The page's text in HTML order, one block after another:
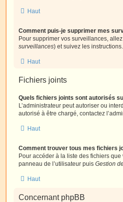
Haut
Comment puis-je supprimer mes
Pour supprimer vos surveillances,
surveillances) et suivez les instructions.
Haut
Fichiers joints
Quels fichiers joints sont autorisés
L’administrateur peut autoriser ou
autorisé à être chargé, contactez
Haut
Comment trouver tous mes fichiers
Pour accéder à la liste des fichiers
panneau de l’utilisateur puis Gestion
Haut
Concernant phpBB